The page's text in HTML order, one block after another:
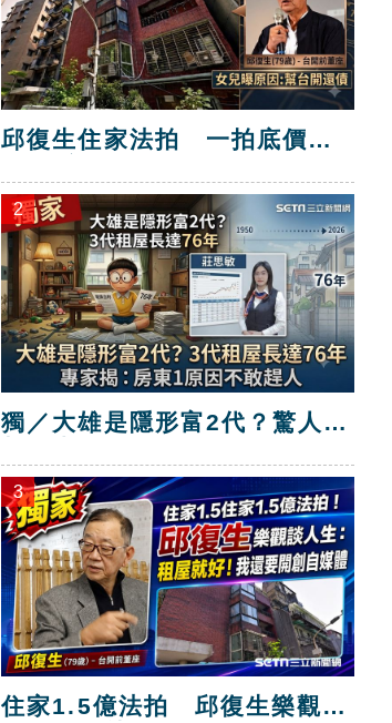
邱復生住家法拍 一拍底價
2
獨／大雄是隱形富2代？驚人真
3
住家1.5億法拍 邱復生樂觀